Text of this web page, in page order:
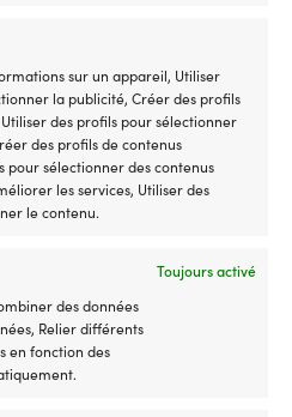
sur un appareil, Utiliser
la publicité, Créer des profils
des profils pour sélectionner
des profils de contenus
pour sélectionner des contenus
les services, Utiliser des
le contenu.
Toujours activé
des données
Relier différents
en fonction des
a
plusieurs
variations.
Les
options
peuvent
être
page
du
produit
Px cons.59,99€Le
prix
était :
59,99 €.
45,92€Le
prix
Outlet!